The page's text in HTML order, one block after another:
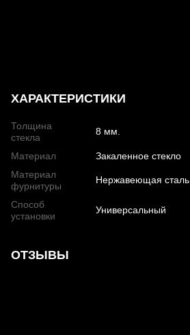
ХАРАКТЕРИСТИКИ
Толщина
стекла
8 мм.
Материал
Закаленное стекло
Материал
фурнитуры
Нержавеющая сталь
Способ
установки
Универсальный
ОТЗЫВЫ